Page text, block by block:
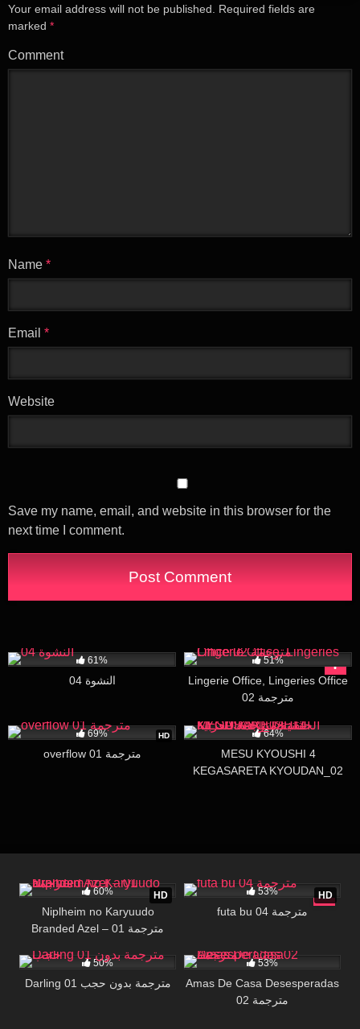
Your email address will not be published.
Required fields are
marked *
Comment
Name *
Email *
Website
Save my name, email, and website in this browser for the
next time I comment.
61%
النشوة 04
51%
Lingerie Office, Lingeries Office
02 مترجمة
HD
69%
overflow 01 مترجمة
64%
MESU KYOUSHI 4
KEGASARETA KYOUDAN_02
HD
60%
Niplheim no Karyuudo
Branded Azel – 01 مترجمة
HD
53%
futa bu 04 مترجمة
50%
Darling 01 مترجمة بدون حجب
53%
Amas De Casa Desesperadas
02 مترجمة